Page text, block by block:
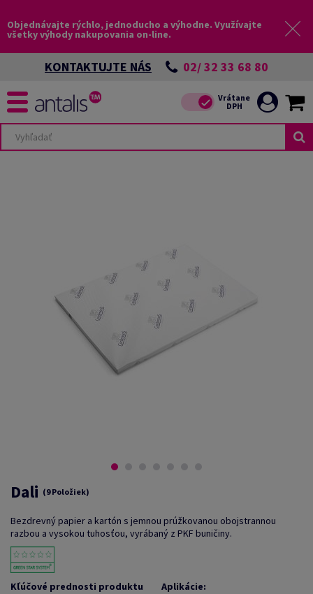
Objednávajte rýchlo, jednoducho a výhodne. Využívajte
všetky výhody nakupovania on-line.
KONTAKTUJTE NÁS 02/ 32 33 68 80
Dali (9 Položiek)
Bezdrevný papier a kartón s jemnou prúžkovanou obojstrannou
razbou a vysokou tuhosťou, vyrábaný z PKF buničiny.
Kľúčové prednosti produktu
Aplikácie: